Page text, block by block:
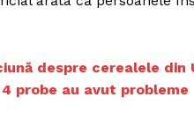
despre cerealele
probe au avut probleme